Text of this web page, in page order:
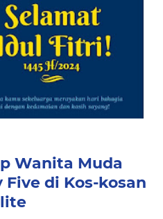
Wanita Muda
di Kos-kosan